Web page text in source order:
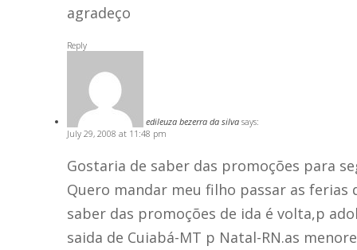
agradeço
Reply
edileuza bezerra da silva says:
July 29, 2008 at 11:48 pm
Gostaria de saber das promoções para
Quero mandar meu filho passar as
saber das promoções de ida é volta,p
saida de Cuiabá-MT p Natal-RN.as